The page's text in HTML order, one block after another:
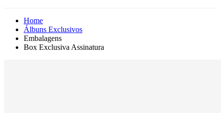
Home
Álbuns Exclusivos
Embalagens
Box Exclusiva Assinatura